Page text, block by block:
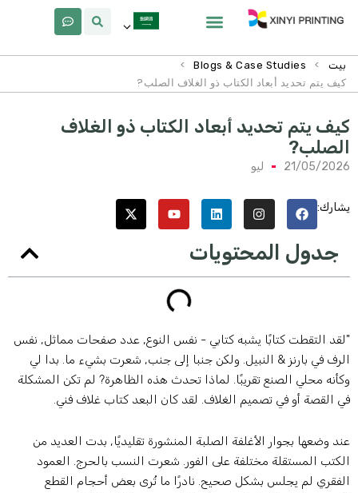
بيت >
Blogs & Case Studies
>
كيف يتم تحديد أبعاد الكتاب ذو الغلاف الصلب?
يتم تحديد أبعاد الكتاب ذو الغلاف
21/05/ ليو
جدول المحتويات
التقطت كتابًا يشبه كتابي - نفس النوع, عدد صفحات مماثل, نفس
في بارنز & النبيل. ولكن جنبا إلى جنب, شعرت بشيء ما. بدا لي
محلي الصنع تقريبًا. لماذا تحدث هذه الظاهرة? لم تكن المشكلة
القصة أو في تصميم الغلاف. لقد كان البعد كتاب غلاف فني.
وضعها بجوار الأغلفة الصلبة المنشورة تقليديًا, بدت العديد من
المستقلة مختلفة على الفور. شعرت النسب بالحرج. العمود
لم يجلس بشكل صحيح. نادرًا ما تُرى بعض أحجام القطع